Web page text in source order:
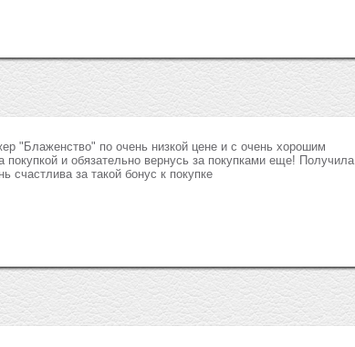
"Блаженство" по очень низкой цене и с очень хорошим
покупкой и обязательно вернусь за покупками еще! Получила
счастлива за такой бонус к покупке